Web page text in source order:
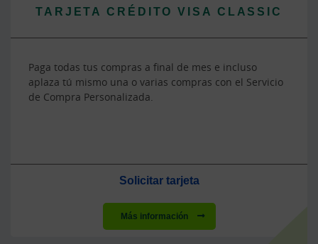
TARJETA CRÉDITO VISA CLASSIC
Paga todas tus compras a final de mes e incluso
aplaza tú mismo una o varias compras con el Servicio
de Compra Personalizada.
Solicitar tarjeta
Más información